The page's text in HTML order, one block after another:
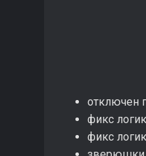
отключен
фикс
фикс